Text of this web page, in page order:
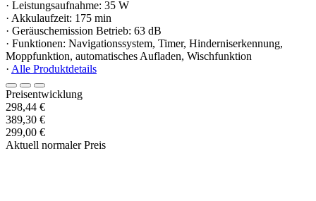
· Leistungsaufnahme: 35 W
· Akkulaufzeit: 175 min
· Geräuschemission Betrieb: 63 dB
· Funktionen: Navigationssystem, Timer, Hinderniserkennung,
Moppfunktion, automatisches Aufladen, Wischfunktion
· Alle Produktdetails
Preisentwicklung
298,44 €
389,30 €
299,00 €
Aktuell normaler Preis